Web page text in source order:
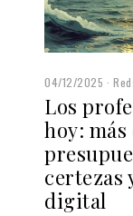
04/12/2025
Los
hoy:
certezas
digital